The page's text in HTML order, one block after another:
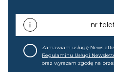
promocjach,
każdej chwili cofnąć.nr
Zamawiam usługę
Regulaminu Usługi
oraz wyrażam zgodę na